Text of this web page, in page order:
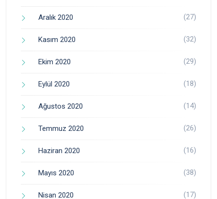
Aralık 2020 (27)
Kasım 2020 (32)
Ekim 2020 (29)
Eylül 2020 (18)
Ağustos 2020 (14)
Temmuz 2020 (26)
Haziran 2020 (16)
Mayıs 2020 (38)
Nisan 2020 (17)